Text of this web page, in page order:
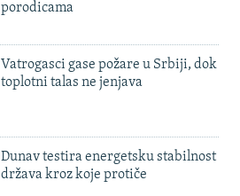
porodicama
Vatrogasci gase požare u Srbiji, dok
toplotni talas ne jenjava
Dunav testira energetsku stabilnost
država kroz koje protiče